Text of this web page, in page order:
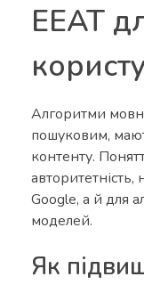
EEAT
Алгоритми
пошуковим,
контенту.
Google, а й для
моделей.
Як